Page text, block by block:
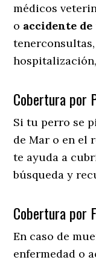
médicos
o accidente de
Cobertura por
Si tu perro se
de Mar o en el
te ayuda a
búsqueda y
Cobertura por
En caso de
enfermedad o